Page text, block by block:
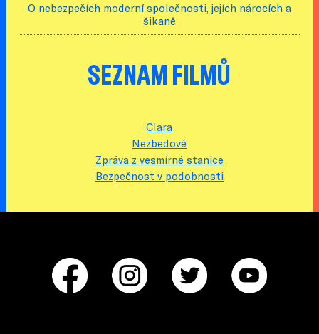
O nebezpečích moderní společnosti, jejích nárocích a
šikaně
SEZNAM FILMŮ
Clara
Nezbedové
Zpráva z vesmírné stanice
Bezpečnost v podobnosti